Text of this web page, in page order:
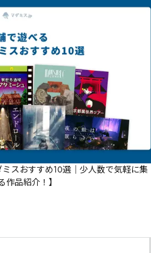
ミスおすすめ10選｜少人数で気軽に集
品紹介！】